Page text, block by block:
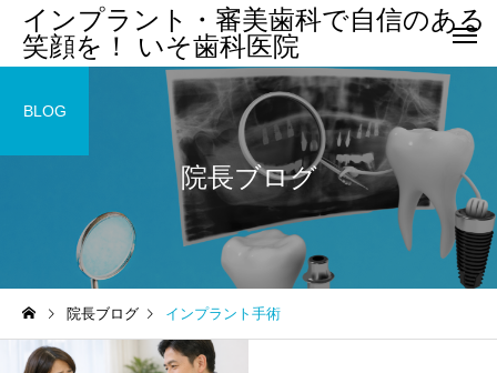
インプラント・審美歯科で自信のある
笑顔を！ いそ歯科医院
院長ブログ
BLOG
院長ブログ インプラント手術